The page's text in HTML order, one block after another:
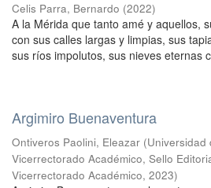
Celis Parra, Bernardo (2022)
A la Mérida que tanto amé y aquellos,
con sus calles largas y limpias, sus
sus ríos impolutos, sus nieves eternas
Argimiro Buenaventura
Ontiveros Paolini, Eleazar (Universidad
Vicerrectorado Académico, Sello
Vicerrectorado Académico, 2023)